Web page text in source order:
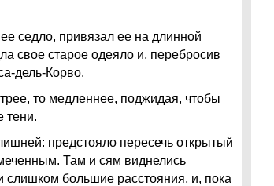
седло, привязал ее на длинной
свое старое одеяло и, перебросив
дель-Корво.
то медленнее, поджидая, чтобы
тени.
предстояло пересечь открытый
Там и сям виднелись
слишком большие расстояния, и, пока